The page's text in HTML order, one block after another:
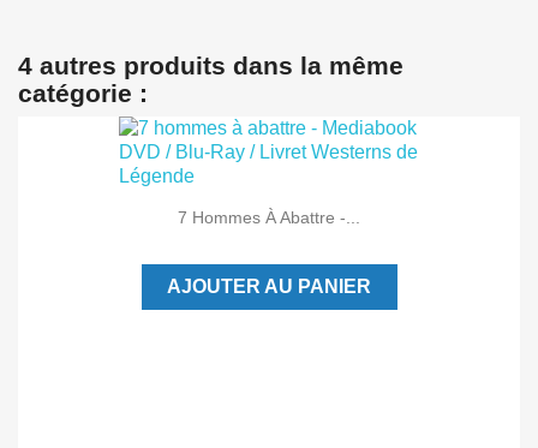
4 autres produits dans la même
catégorie :
7 Hommes À Abattre -...
AJOUTER AU PANIER